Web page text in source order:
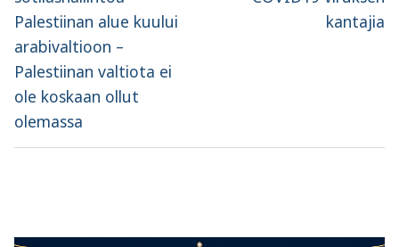
Palestiinan alue kuului
arabivaltioon –
Palestiinan valtiota ei
ole koskaan ollut
olemassa
kantajia